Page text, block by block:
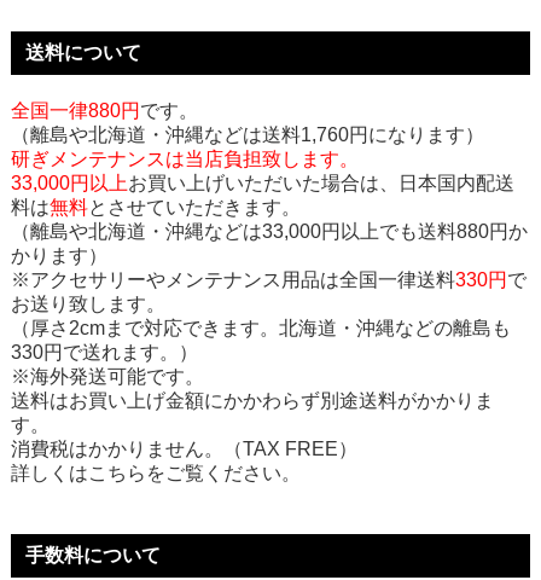
送料について
全国一律880円 です。
（離島や北海道・沖縄などは送料1,760円になります）
研ぎメンテナンスは当店負担致します。
33,000円以上お買い上げいただいた場合は、日本国内配送
料は無料とさせていただきます。
（離島や北海道・沖縄などは33,000円以上でも送料880円か
かります）
※アクセサリーやメンテナンス用品は全国一律送料330円 で
お送り致します。
（厚さ2cmまで対応できます。北海道・沖縄などの離島も
330円で送れます。）
※海外発送可能です。
送料はお買い上げ金額にかかわらず別途送料がかかりま
す。
消費税はかかりません。（TAX FREE）
詳しくはこちらをご覧ください。
手数料について